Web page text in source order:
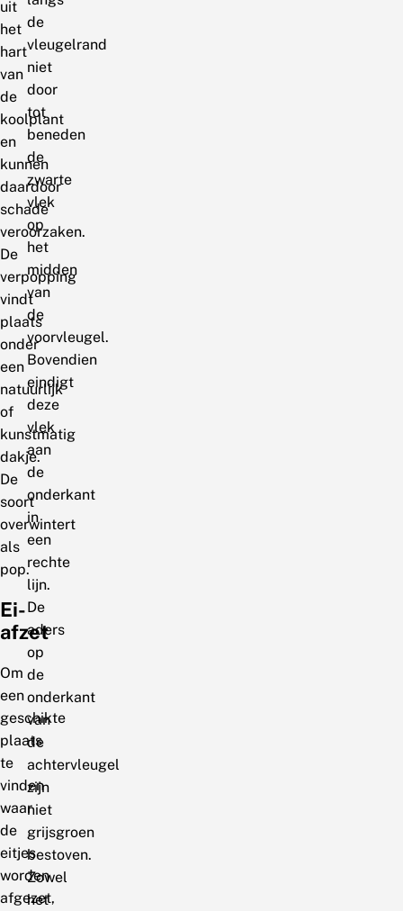
uit
het
hart
van
de
koolplant
en
kunnen
daardoor
schade
veroorzaken.
De
verpopping
vindt
plaats
onder
een
natuurlijk
of
kunstmatig
dakje.
De
soort
overwintert
als
pop.
Ei-
afzet
Om
een
geschikte
plaats
te
vinden
waar
de
eitjes
worden
afgezet,
de
vleugelrand
niet
door
tot
beneden
de
zwarte
vlek
op
het
midden
van
de
voorvleugel.
Bovendien
eindigt
deze
vlek
aan
de
onderkant
in
een
rechte
lijn.
De
aders
op
de
onderkant
van
de
achtervleugel
zijn
niet
grijsgroen
bestoven.
Zowel
het